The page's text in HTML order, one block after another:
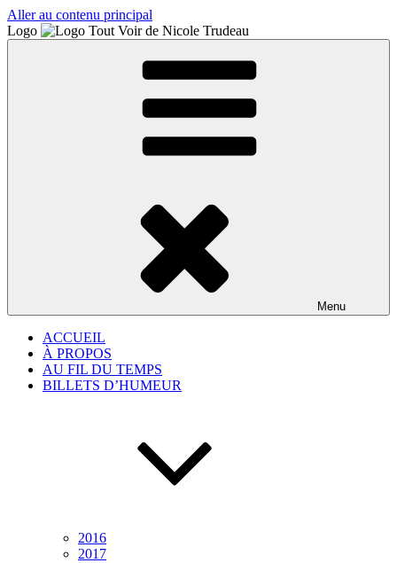
Aller au contenu principal
Logo
Menu
ACCUEIL
À PROPOS
AU FIL DU TEMPS
BILLETS D’HUMEUR
2016
2017